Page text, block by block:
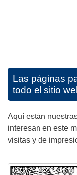
Las páginas
todo el sitio
Aquí están
interesan en este
visitas y de